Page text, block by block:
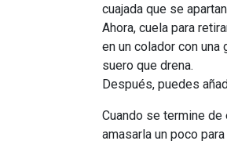
cuajada que se
Ahora, cuela para
en un colador con
suero que drena.
Después, puedes
Cuando se termine
amasarla un poco